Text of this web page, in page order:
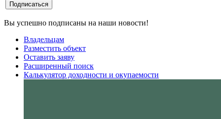
Вы успешно подписаны на наши новости!
Владельцам
Разместить объект
Оставить заяву
Расширенный поиск
Калькулятор доходности и окупаемости